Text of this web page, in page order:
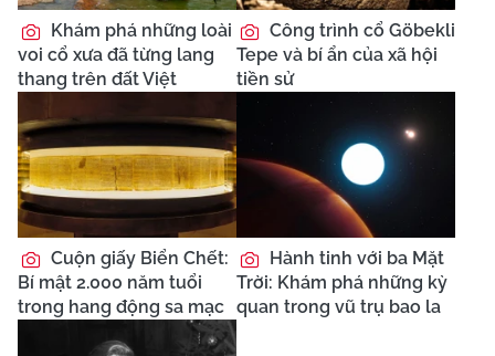
Khám phá những loài
voi cổ xưa đã từng lang
thang trên đất Việt
Công trình cổ Göbekli
Tepe và bí ẩn của xã hội
tiền sử
Cuộn giấy Biển Chết:
Bí mật 2.000 năm tuổi
trong hang động sa mạc
Hành tinh với ba Mặt
Trời: Khám phá những kỳ
quan trong vũ trụ bao la